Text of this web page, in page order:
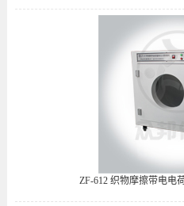
ZF-612 织物摩擦带电电